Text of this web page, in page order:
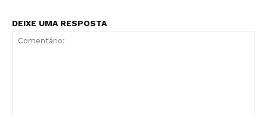
DEIXE UMA RESPOSTA